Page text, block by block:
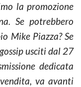
la promozione
Se potrebbero
Mike Piazza? Se
usciti dal 27
dedicata
va avanti